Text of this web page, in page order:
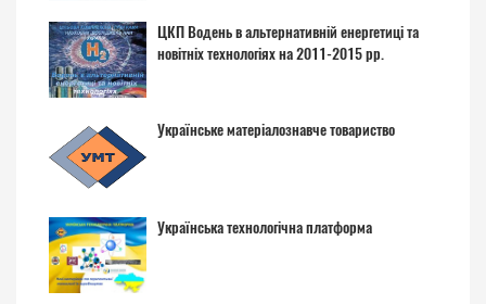
ЦКП Водень в альтернативній енергетиці та
новітніх технологіях на 2011-2015 рр.
Українське матеріалознавче товариство
Українська технологічна платформа